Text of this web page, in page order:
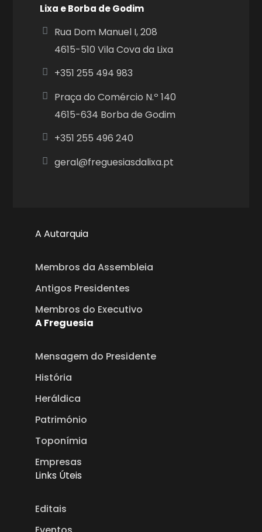
Lixa e Borba de Godim
Rua Dom Manuel I, 208
4615-510 Vila Cova da Lixa
+351255 494 983
Praça do Comércio N.º 140
4615-634 Borba de Godim
+351255 496 240
geral@freguesiasdalixa.pt
A Autarquia
Membros da Assembleia
Antigos Presidentes
Membros do Executivo
A Freguesia
Mensagem do Presidente
História
Heráldica
Património
Toponímia
Empresas
Links Úteis
Editais